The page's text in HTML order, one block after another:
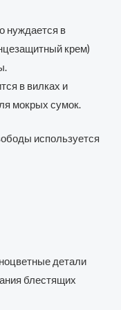
нуждается в
крем)
в вилках и
мокрых сумок.
используется
детали
блестящих